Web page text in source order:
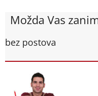
Možda Vas
bez postova